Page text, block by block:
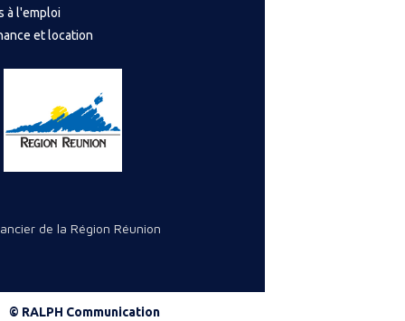
à l'emploi
et location
de la Région Réunion
© RALPH Communication